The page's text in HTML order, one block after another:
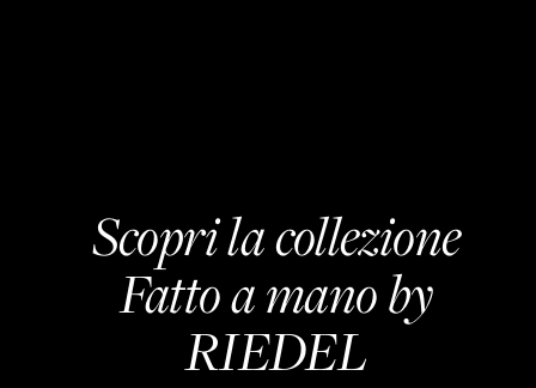
Scopri la collezione
Fatto a mano by
RIEDEL